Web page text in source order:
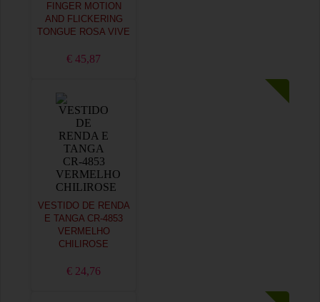
FINGER MOTION
AND FLICKERING
TONGUE ROSA VIVE
€ 45,87
VESTIDO DE RENDA
E TANGA CR-4853
VERMELHO
CHILIROSE
€ 24,76